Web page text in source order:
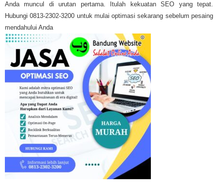
Anda muncul di urutan pertama. Itulah kekuatan SEO yang tepat.
Hubungi 0813-2302-3200 untuk mulai optimasi sekarang sebelum pesaing
mendahului Anda